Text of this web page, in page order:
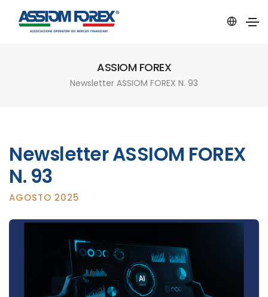
ASSIOM FOREX
Newsletter ASSIOM FOREX N. 93
Newsletter ASSIOM FOREX
N. 93
AGOSTO 2025